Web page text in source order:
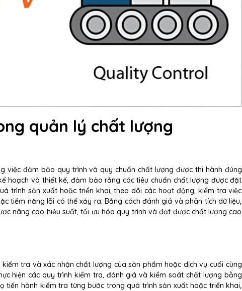
quản lý chất lượng
đảm bảo quy trình và quy chuẩn chất lượng được thi hành đúng
hoạch và thiết kế, đảm bảo rằng các tiêu chuẩn chất lượng được đặt
trình sản xuất hoặc triển khai, theo dõi các hoạt động, kiểm tra việc
tiềm năng lỗi có thể xảy ra. Bằng cách đánh giá và phân tích dữ liệu,
nâng cao hiệu suất, tối ưu hóa quy trình và đạt được chất lượng cao
tra và xác nhận chất lượng của sản phẩm hoặc dịch vụ cuối cùng
hiện các quy trình kiểm tra, đánh giá và kiểm soát chất lượng bằng
tiến hành kiểm tra từng bước trong quá trình sản xuất hoặc triển khai,